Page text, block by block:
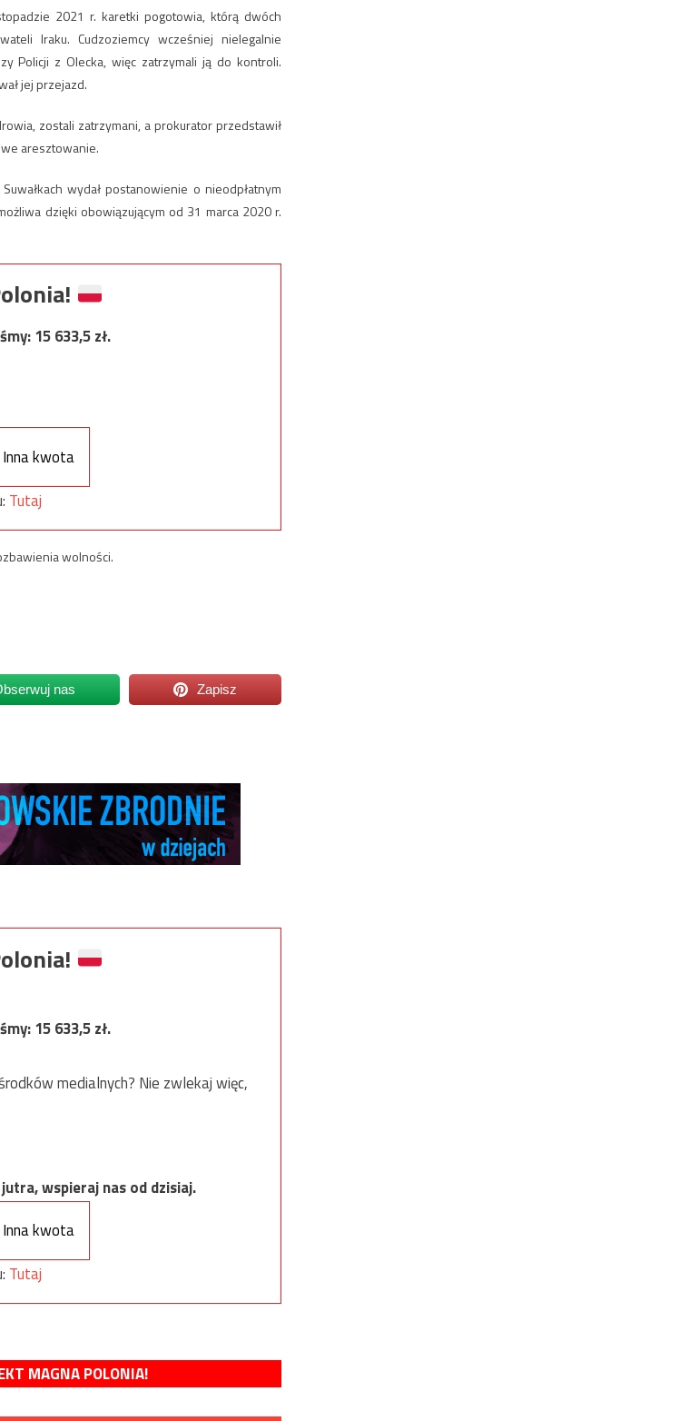
2021 r. karetki pogotowia, którą dwóch
Iraku. Cudzoziemcy wcześniej nielegalnie
Policji z Olecka, więc zatrzymali ją do kontroli.
jej przejazd.
zostali zatrzymani, a prokurator przedstawił
aresztowanie.
wydał postanowienie o nieodpłatnym
dzięki obowiązującym od 31 marca 2020 r.
15 633,5zł.
Inna kwota
Tutaj
wolności.
nas Zapisz
15 633,5zł.
medialnych? Nie zwlekaj więc,
wspieraj nas od dzisiaj.
Inna kwota
Tutaj
MAGNA POLONIA!